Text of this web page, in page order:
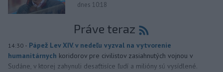
dnes 10:18
Práve teraz
14:30 - Pápež Lev XIV. v nedeľu vyzval na vytvorenie
humanitárnych koridorov pre civilistov zasiahnutých vojnou v
Sudáne, v ktorej zahynuli desaťtisíce ľudí a milióny sú vysídlené.